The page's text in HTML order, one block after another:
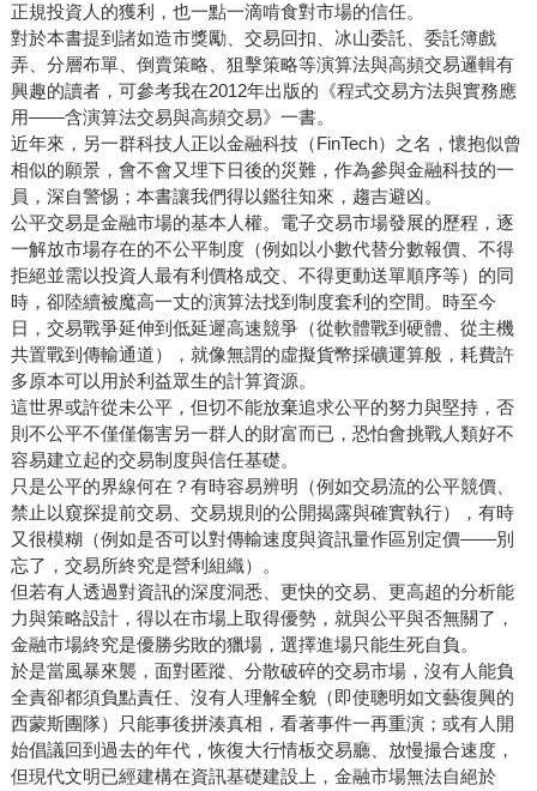
正規投資人的獲利，也一點一滴啃食對市場的信任。
對於本書提到諸如造市獎勵、交易回扣、冰山委託、委託簿戲
弄、分層布單、倒賣策略、狙擊策略等演算法與高頻交易邏輯有
興趣的讀者，可參考我在2012年出版的《程式交易方法與實務應
用——含演算法交易與高頻交易》一書。
近年來，另一群科技人正以金融科技（FinTech）之名，懷抱似曾
相似的願景，會不會又埋下日後的災難，作為參與金融科技的一
員，深自警惕；本書讓我們得以鑑往知來，趨吉避凶。
公平交易是金融市場的基本人權。電子交易市場發展的歷程，逐
一解放市場存在的不公平制度（例如以小數代替分數報價、不得
拒絕並需以投資人最有利價格成交、不得更動送單順序等）的同
時，卻陸續被魔高一丈的演算法找到制度套利的空間。時至今
日，交易戰爭延伸到低延遲高速競爭（從軟體戰到硬體、從主機
共置戰到傳輸通道），就像無謂的虛擬貨幣採礦運算般，耗費許
多原本可以用於利益眾生的計算資源。
這世界或許從未公平，但切不能放棄追求公平的努力與堅持，否
則不公平不僅僅傷害另一群人的財富而已，恐怕會挑戰人類好不
容易建立起的交易制度與信任基礎。
只是公平的界線何在？有時容易辨明（例如交易流的公平競價、
禁止以窺探提前交易、交易規則的公開揭露與確實執行），有時
又很模糊（例如是否可以對傳輸速度與資訊量作區別定價——別
忘了，交易所終究是營利組織）。
但若有人透過對資訊的深度洞悉、更快的交易、更高超的分析能
力與策略設計，得以在市場上取得優勢，就與公平與否無關了，
金融市場終究是優勝劣敗的獵場，選擇進場只能生死自負。
於是當風暴來襲，面對匿蹤、分散破碎的交易市場，沒有人能負
全責卻都須負點責任、沒有人理解全貌（即使聰明如文藝復興的
西蒙斯團隊）只能事後拼湊真相，看著事件一再重演；或有人開
始倡議回到過去的年代，恢復大行情板交易廳、放慢撮合速度，
但現代文明已經建構在資訊基礎建設上，金融市場無法自絕於